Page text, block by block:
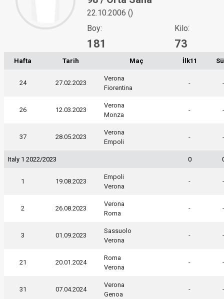
22.10.2006 ()
Boy:
181
Kilo:
73
Hafta Tarih Maç İlk11
24 27.02.2023
Verona
Fiorentina
-
26 12.03.2023
Verona
Monza
-
37 28.05.2023
Verona
Empoli
-
Italy 1 2022/2023 0
1 19.08.2023
Empoli
Verona
-
2 26.08.2023
Verona
Roma
-
3 01.09.2023
Sassuolo
Verona
-
21 20.01.2024
Roma
Verona
-
31 07.04.2024
Verona
Genoa
-